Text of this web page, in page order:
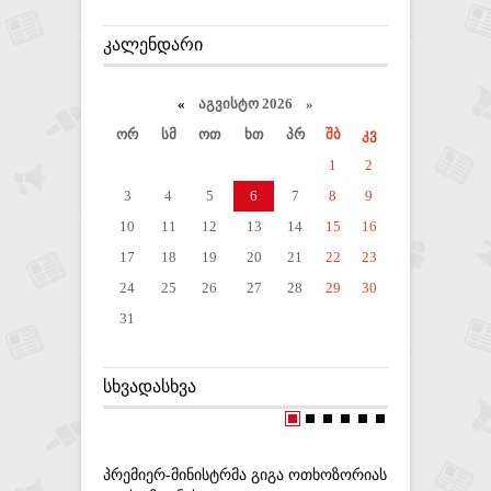
ᲙᲐᲚᲔᲜᲓᲐᲠᲘ
« აგვისტო 2026 »
ორ
სმ ოთ ხთ პრ შბ
კვ
1
2
3
4 5 6 7 8
9
10
11 12 13 14 15
16
17
18 19 20 21 22
23
24
25 26 27 28 29
30
31
ᲡᲮᲕᲐᲓᲐᲡᲮᲕᲐ
ᲞᲠᲔᲛᲘᲔᲠ-ᲛᲘᲜᲘᲡᲢᲠᲛᲐ ᲒᲘᲒᲐ ᲝᲗᲮᲝᲖᲝᲠᲘᲐᲡ